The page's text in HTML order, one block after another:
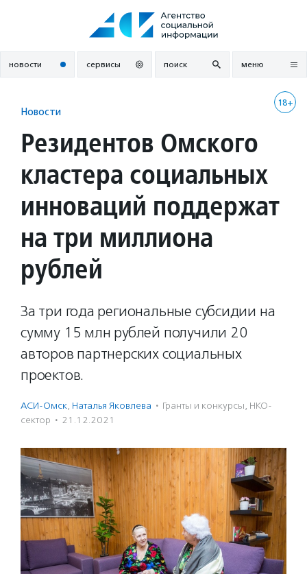
новости сервисы поиск меню
18+
Новости
Резидентов Омского
кластера социальных
инноваций поддержат
на три миллиона
рублей
За три года региональные субсидии на
сумму 15 млн рублей получили 20
авторов партнерских социальных
проектов.
АСИ-Омск, Наталья Яковлева · Гранты и конкурсы, НКО-
сектор · 21.12.2021